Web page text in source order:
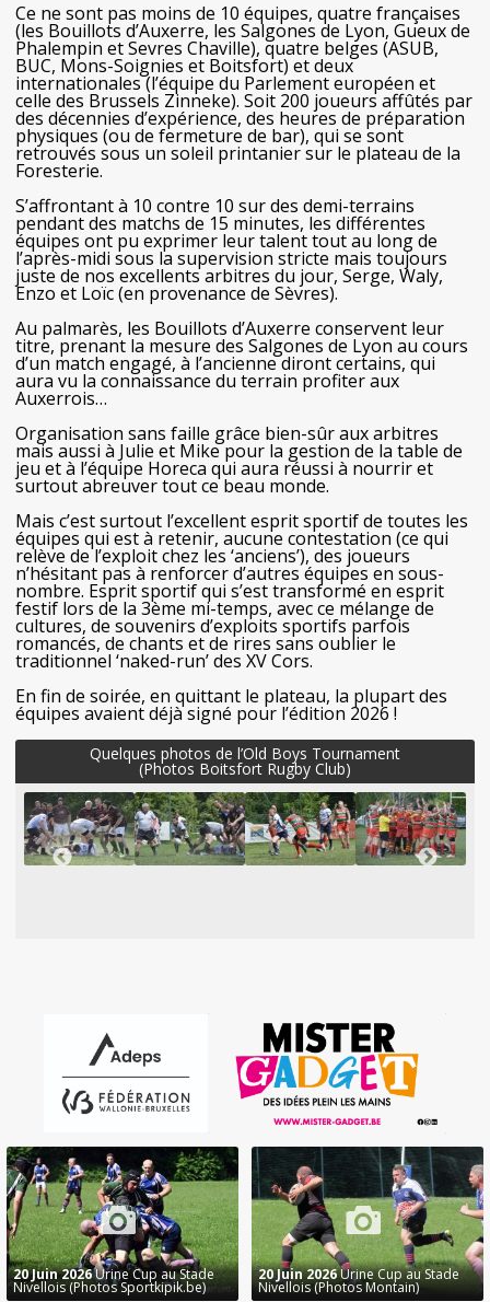
Ce ne sont pas moins de 10 équipes, quatre françaises
(les Bouillots d’Auxerre, les Salgones de Lyon, Gueux de
Phalempin et Sevres Chaville), quatre belges (ASUB,
BUC, Mons-Soignies et Boitsfort) et deux
internationales (l’équipe du Parlement européen et
celle des Brussels Zinneke). Soit 200 joueurs affûtés par
des décennies d’expérience, des heures de préparation
physiques (ou de fermeture de bar), qui se sont
retrouvés sous un soleil printanier sur le plateau de la
Foresterie.
S’affrontant à 10 contre 10 sur des demi-terrains
pendant des matchs de 15 minutes, les différentes
équipes ont pu exprimer leur talent tout au long de
l’après-midi sous la supervision stricte mais toujours
juste de nos excellents arbitres du jour, Serge, Waly,
Enzo et Loïc (en provenance de Sèvres).
Au palmarès, les Bouillots d’Auxerre conservent leur
titre, prenant la mesure des Salgones de Lyon au cours
d’un match engagé, à l’ancienne diront certains, qui
aura vu la connaissance du terrain profiter aux
Auxerrois…
Organisation sans faille grâce bien-sûr aux arbitres
mais aussi à Julie et Mike pour la gestion de la table de
jeu et à l’équipe Horeca qui aura réussi à nourrir et
surtout abreuver tout ce beau monde.
Mais c’est surtout l’excellent esprit sportif de toutes les
équipes qui est à retenir, aucune contestation (ce qui
relève de l’exploit chez les ‘anciens’), des joueurs
n’hésitant pas à renforcer d’autres équipes en sous-
nombre. Esprit sportif qui s’est transformé en esprit
festif lors de la 3ème mi-temps, avec ce mélange de
cultures, de souvenirs d’exploits sportifs parfois
romancés, de chants et de rires sans oublier le
traditionnel ‘naked-run’ des XV Cors.
En fin de soirée, en quittant le plateau, la plupart des
équipes avaient déjà signé pour l’édition 2026 !
Quelques photos de l’Old Boys Tournament
(Photos Boitsfort Rugby Club)
20 Juin 2026Urine Cup au Stade
Nivellois (Photos Sportkipik.be)
20 Juin 2026Urine Cup au Stade
Nivellois (Photos Montain)